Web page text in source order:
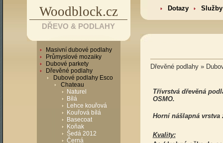
Woodblock.cz
DŘEVO & PODLAHY
Masivní dubové podlahy
Průmyslové mozaiky
Dubové parkety
Dřevěné podlahy
Dubové podlahy Esco
Chateau
Naturel
Bílá
Lehce kouřová
Kouřová bílá
Basecoat
Koňak
Šedá 2012
Černá
Dotazy Služby
Dřevěné podlahy »
Třívrstvá dřevěná
OSMO.
Horní nášlapná
Kvality: